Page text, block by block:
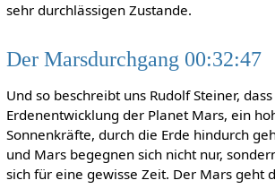
sehr durchlässigen Zustande.
Der Marsdurchgang 00:32:47
Und so beschreibt uns Rudolf Steiner,
Erdenentwicklung der Planet Mars, ein
Sonnenkräfte, durch die Erde hindurch
und Mars begegnen sich nicht nur,
sich für eine gewisse Zeit. Der Mars geht